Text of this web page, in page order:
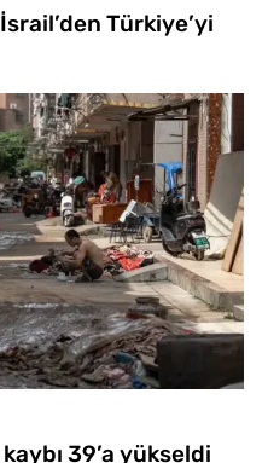
Türkiye’yi
39’a yükseldi